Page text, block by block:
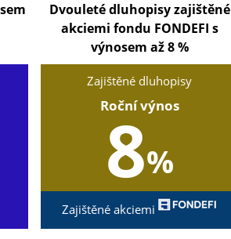
Dvouleté dluhopisy zajištěné
akciemi fondu FONDEFI s
výnosem až 8 %
Zajištěné dluhopisy
Roční výnos
8%
Zajištěné akciemi